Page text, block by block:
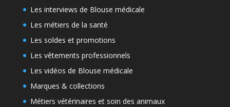
Les interviews de Blouse médicale
Les métiers de la santé
Les soldes et promotions
Les vêtements professionnels
Les vidéos de Blouse médicale
Marques & collections
Métiers vétérinaires et soin des animaux